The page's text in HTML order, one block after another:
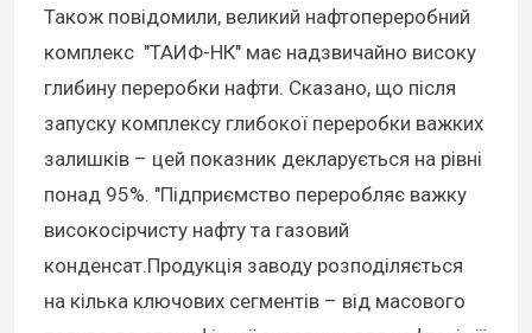
Також повідомили, великий нафтопереробний
комплекс "ТАИФ-НК" має надзвичайно високу
глибину переробки нафти. Сказано, що після
запуску комплексу глибокої переробки важких
залишків – цей показник декларується на рівні
понад 95%. "Підприємство переробляє важку
високосірчисту нафту та газовий
конденсат.Продукція заводу розподіляється
на кілька ключових сегментів – від масового